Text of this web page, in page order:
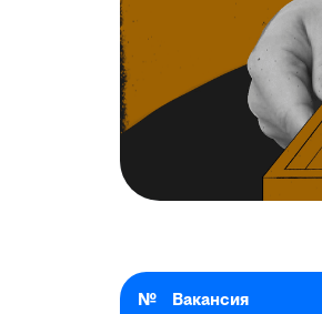
№ Вакансия